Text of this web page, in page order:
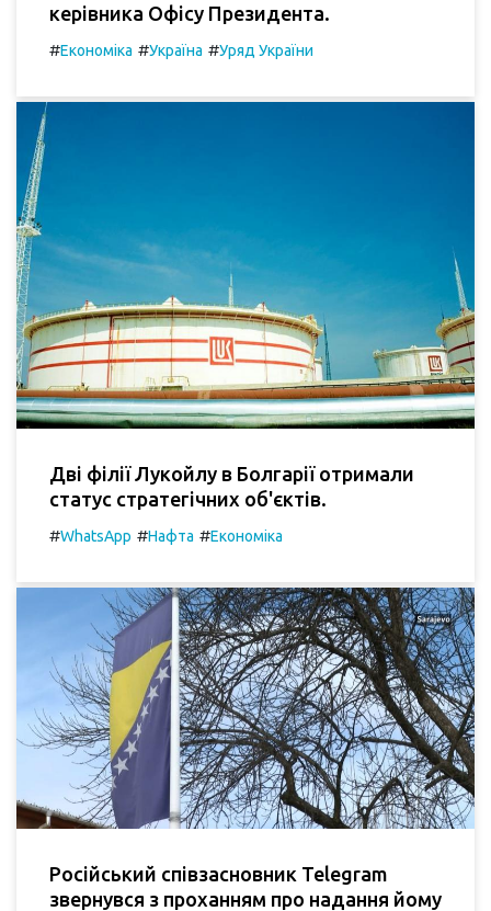
керівника Офісу Президента.
#Економіка #Україна #Уряд України
Дві філії Лукойлу в Болгарії отримали
статус стратегічних об'єктів.
#WhatsApp #Нафта #Економіка
Російський співзасновник Telegram
звернувся з проханням про надання йому